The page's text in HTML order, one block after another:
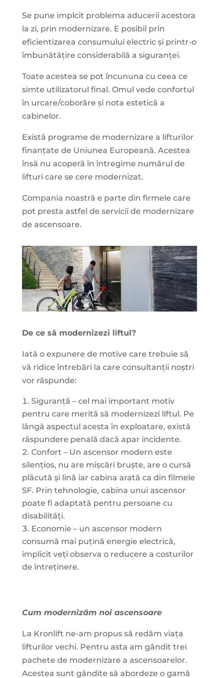
Se pune implcit problema aducerii acestora
la zi, prin modernizare. E posibil prin
eficientizarea consumului electric și printr-o
îmbunătățire considerabilă a siguranței.
Toate acestea se pot încununa cu ceea ce
simte utilizatorul final. Omul vede confortul
în urcare/coborâre și nota estetică a
cabinelor.
Există programe de modernizare a lifturilor
finanțate de Uniunea Europeană. Acestea
însă nu acoperă în întregime numărul de
lifturi care se cere modernizat.
Compania noastră e parte din firmele care
pot presta astfel de servicii de modernizare
de ascensoare.
De ce să modernizezi liftul?
Iată o expunere de motive care trebuie să
vă ridice întrebări la care consultanții noștri
vor răspunde:
Siguranță – cel mai important motiv
pentru care merită să modernizezi liftul. Pe
lângă aspectul acesta în exploatare, există
răspundere penală dacă apar incidente.
Confort – Un ascensor modern este
silențios, nu are mișcări bruște, are o cursă
plăcută și lină iar cabina arată ca din filmele
SF. Prin tehnologie, cabina unui ascensor
poate fi adaptată pentru persoane cu
disabilități.
Economie – un ascensor modern
consumă mai puțină energie electrică,
implicit veți observa o reducere a costurilor
de întreținere.
Cum modernizăm noi ascensoare
La Kronlift ne-am propus să redăm viața
lifturilor vechi. Pentru asta am gândit trei
pachete de modernizare a ascensoarelor.
Acestea sunt gândite să abordeze o gamă